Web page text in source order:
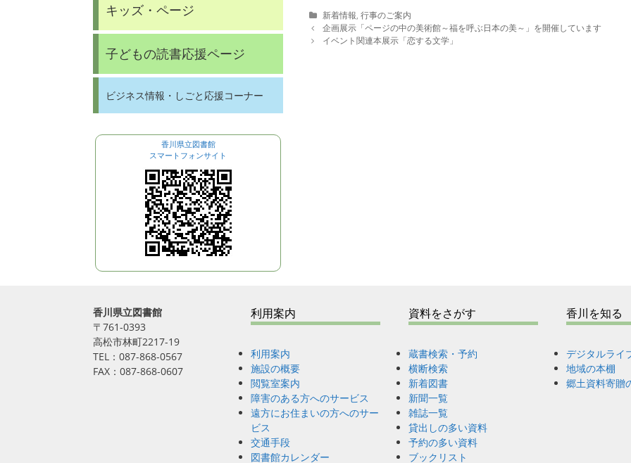
C
a
t
新着情報, 行事のご案内
P
o
企画展示「ページの中の美術館～福を呼ぶ日本の美～」を開催しています
イベント関連本展示「恋する文学」
キッズ・ページ
子どもの読書応援ページ
ビジネス情報・しごと応援コーナー
香川県立図書館
スマートフォンサイト
香川県立図書館
〒761-0393
高松市林町2217-19
TEL：087-868-0567
FAX：087-868-0607
利用案内
利用案内
施設の概要
閲覧室案内
障害のある方へのサービス
遠方にお住まいの方へのサー
ビス
交通手段
図書館カレンダー
資料をさがす
蔵書検索・予約
横断検索
新着図書
新聞一覧
雑誌一覧
貸出しの多い資料
予約の多い資料
ブックリスト
香川を知る
デジタルライ
地域の本棚
郷土資料寄贈